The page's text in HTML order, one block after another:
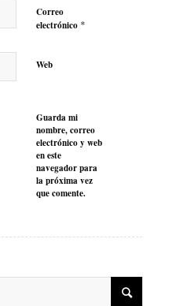
Correo
electrónico *
Web
Guarda mi
nombre, correo
electrónico y web
en este
navegador para
la próxima vez
que comente.